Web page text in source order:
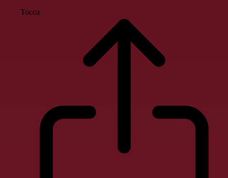
Tocca